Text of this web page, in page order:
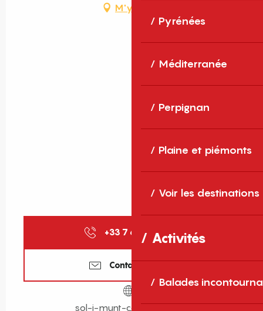
Pyrénées
Méditerranée
Perpignan
Plaine et piémonts
Voir les destinations
Activités
Balades
M'y rendre
+33 7 68 73 82 ▒▒
Contactez-nous
sol-i-munt-cerdanya.com